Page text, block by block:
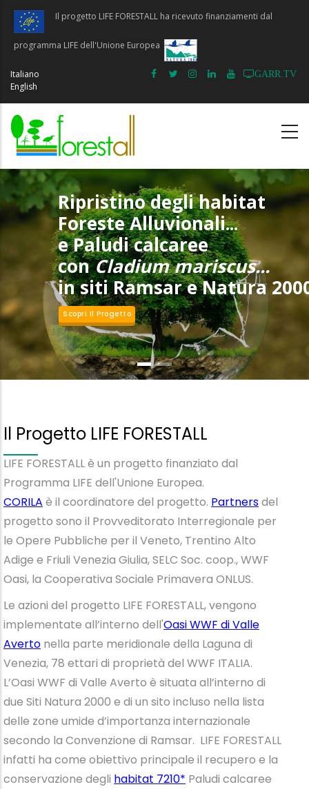
Salta
contenuto
principale
Il progetto LIFE FORESTALL ha ricevuto finanziamenti dal
programma LIFE dell'Unione Europea
GARR.TV
Italiano
English
Ripristino degli habitat
Foreste Alluvionali...
e Paludi calcaree
conCladium mariscus...
in siti Ramsar e Natura
Scopri Il Progetto
Il Progetto LIFE FORESTALL
LIFE FORESTALL è un progetto finanziato dal
Programma LIFE dell'Unione Europea.
CORILA è il coordinatore del progetto. Partnersdel
progetto sono il Provveditorato Interregionale per
le Opere Pubbliche per il Veneto, Trentino Alto
Adige e Friuli Venezia Giulia, SELC Soc. coop., WWF
Oasi, la Cooperativa Sociale Primavera ONLUS.
Le azioni del progetto LIFE FORESTALL, vengono
implementate all’interno dell'Oasi WWF di Valle
Averto nella parte meridionale della Laguna di
Venezia, 78 ettari di proprietà del WWF ITALIA.
L’Oasi WWF di Valle Averto è situata all’interno di
due Siti Natura 2000 e di un sito incluso nella lista
delle zone umide d’importanza internazionale
secondo la Convenzione di Ramsar. LIFE FORESTALL
infatti ha come obiettivo principale il recupero e la
conservazione degli habitat 7210* Paludi calcaree